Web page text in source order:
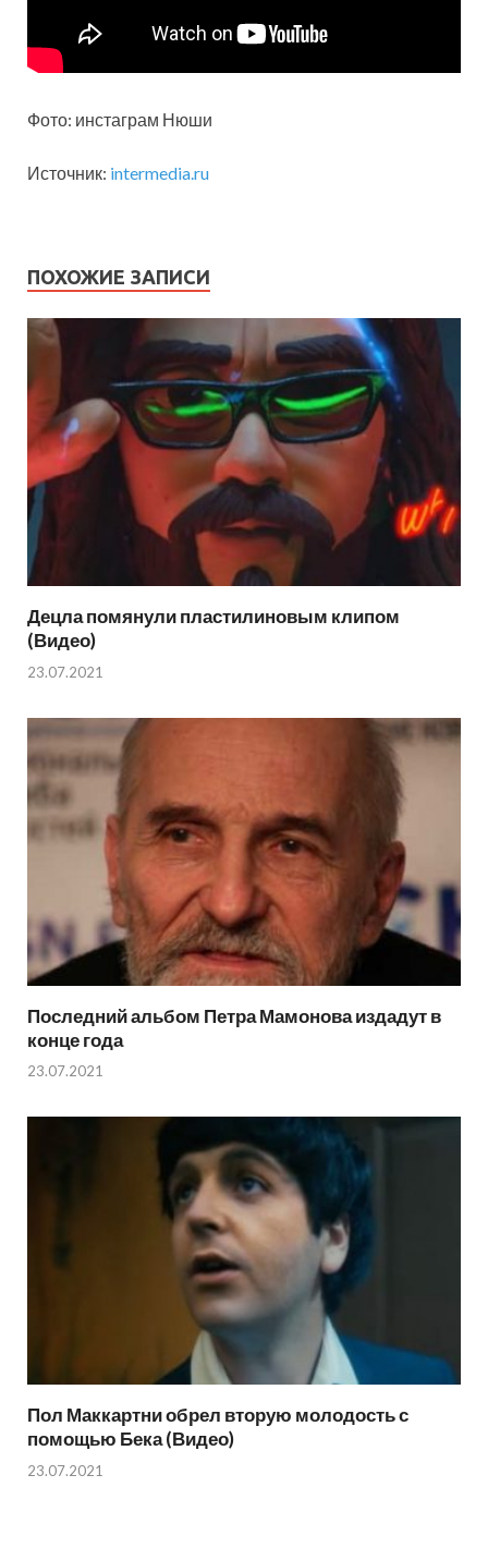
Фото: инстаграм Нюши
Источник: intermedia.ru
ПОХОЖИЕ ЗАПИСИ
Децла помянули пластилиновым клипом
(Видео)
23.07.2021
Последний альбом Петра Мамонова издадут в
конце года
23.07.2021
Пол Маккартни обрел вторую молодость с
помощью Бека (Видео)
23.07.2021